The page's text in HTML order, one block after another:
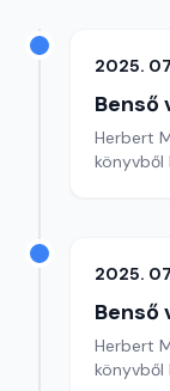
2025.
Benső
Herbert
könyvből
2025.
Benső
Herbert
könyvből